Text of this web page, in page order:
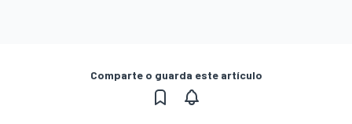
Comparte o guarda este artículo